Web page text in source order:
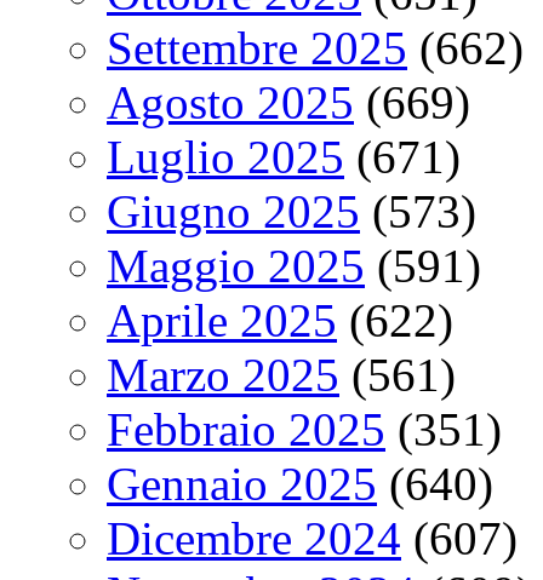
Settembre 2025 (662)
Agosto 2025 (669)
Luglio 2025 (671)
Giugno 2025 (573)
Maggio 2025 (591)
Aprile 2025 (622)
Marzo 2025 (561)
Febbraio 2025 (351)
Gennaio 2025 (640)
Dicembre 2024 (607)